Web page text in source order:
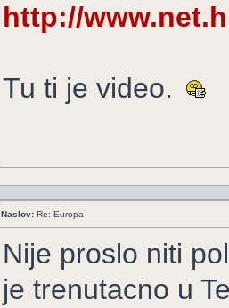
http://
Tu ti je video.
Naslov: Re: Europa
Nije proslo niti
je trenutacno u